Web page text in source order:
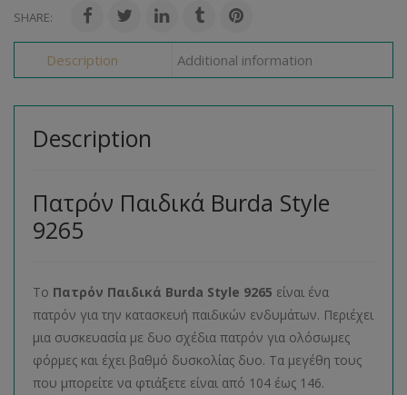
SHARE:
Description Additional information
Description
Πατρόν Παιδικά Burda Style
9265
Το Πατρόν Παιδικά Burda Style 9265 είναι ένα
πατρόν για την κατασκευή παιδικών ενδυμάτων. Περιέχει
μια συσκευασία με δυο σχέδια πατρόν για ολόσωμες
φόρμες και έχει βαθμό δυσκολίας δυο. Τα μεγέθη τους
που μπορείτε να φτιάξετε είναι από 104 έως 146.